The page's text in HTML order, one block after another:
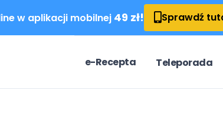
w aplikacji mobilnej 49 zł! Sprawdź
e-Recepta Teleporada